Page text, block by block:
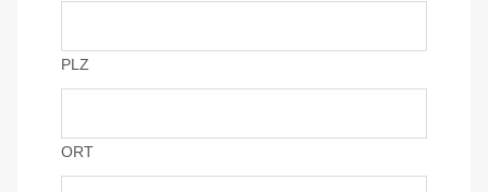
PLZ
ORT